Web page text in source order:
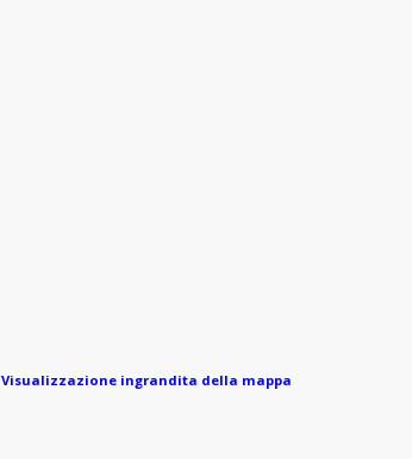
Visualizzazione ingrandita della mappa